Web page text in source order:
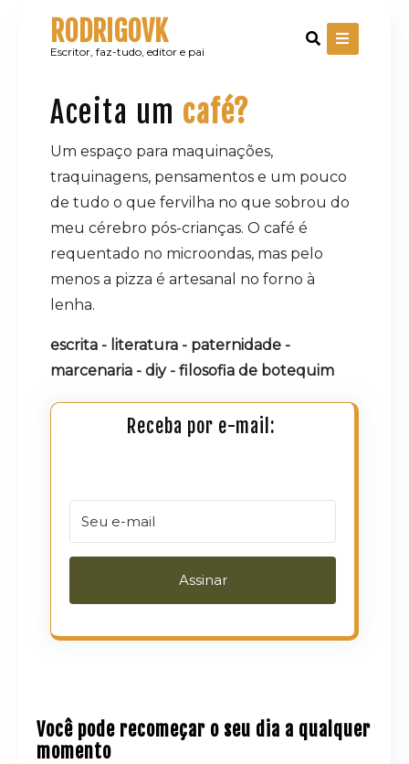
contentRODRIGOVK
Escritor, faz-tudo, editor e pai
Aceita um café?
Um espaço para maquinações,
traquinagens, pensamentos e um pouco
de tudo o que fervilha no que sobrou do
meu cérebro pós-crianças. O café é
requentado no microondas, mas pelo
menos a pizza é artesanal no forno à
lenha.
escrita - literatura - paternidade -
marcenaria - diy - filosofia de botequim
Receba por e-mail:
Assinar
Você pode recomeçar o seu dia a qualquer
momento